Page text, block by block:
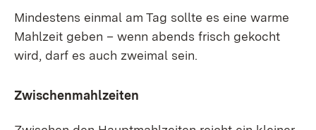
Mindestens einmal am Tag sollte es eine warme
Mahlzeit geben – wenn abends frisch gekocht
wird, darf es auch zweimal sein.
Zwischenmahlzeiten